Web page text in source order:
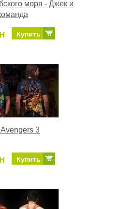
моря - Джек и
Купить
3
Купить